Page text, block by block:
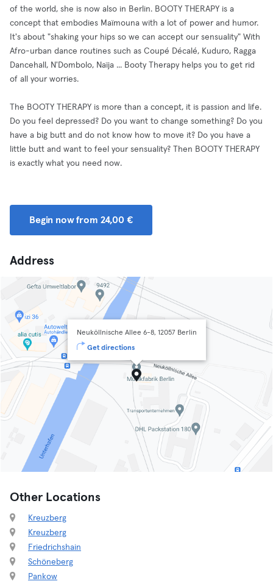
of the world, she is now also in Berlin. BOOTY THERAPY is a
concept that embodies Maïmouna with a lot of power and humor.
It's about "shaking your hips so we can accept our sensuality" With
Afro-urban dance routines such as Coupé Décalé, Kuduro, Ragga
Dancehall, N'Dombolo, Naïja ... Booty Therapy helps you to get rid
of all your worries.
The BOOTY THERAPY is more than a concept, it is passion and life.
Do you feel depressed? Do you want to change something? Do you
have a big butt and do not know how to move it? Do you have a
little butt and want to feel your sensuality? Then BOOTY THERAPY
is exactly what you need now.
Begin now from 24,00 €
Address
Neuköllnische Allee 6-8, 12057 Berlin
Get directions
Other Locations
Kreuzberg
Kreuzberg
Friedrichshain
Schöneberg
Pankow